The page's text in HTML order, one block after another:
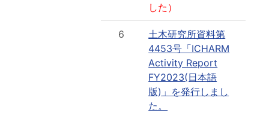
した）
6
土木研究所資料第
4453号「ICHARM
Activity Report
FY2023(日本語
版)」を発行しまし
た。